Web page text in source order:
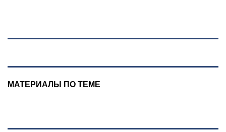
был громкий
МАТЕРИАЛЫ ПО ТЕМЕ